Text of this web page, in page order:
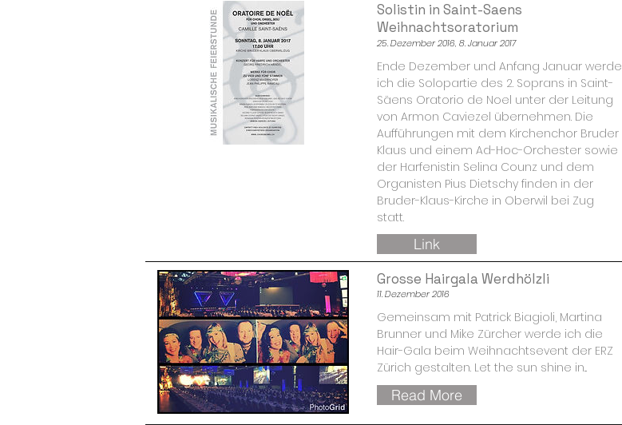
Solistin in Saint-Saens
Weihnachtsoratorium
25. Dezember 2016, 8. Januar 2017
Ende Dezember und Anfang Januar werde
ich die Solopartie des 2. Soprans in Saint-
Säens Oratorio de Noel unter der Leitung
von Armon Caviezel übernehmen. Die
Aufführungen mit dem Kirchenchor Bruder
Klaus und einem Ad-Hoc-Orchester sowie
der Harfenistin Selina Counz und dem
Organisten Pius Dietschy finden in der
Bruder-Klaus-Kirche in Oberwil bei Zug
statt.
Link
Grosse Hairgala Werdhölzli
11. Dezember 2016
Gemeinsam mit Patrick Biagioli, Martina
Brunner und Mike Zürcher werde ich die
Hair-Gala beim Weihnachtsevent der ERZ
Zürich gestalten. Let the sun shine in...
Read More